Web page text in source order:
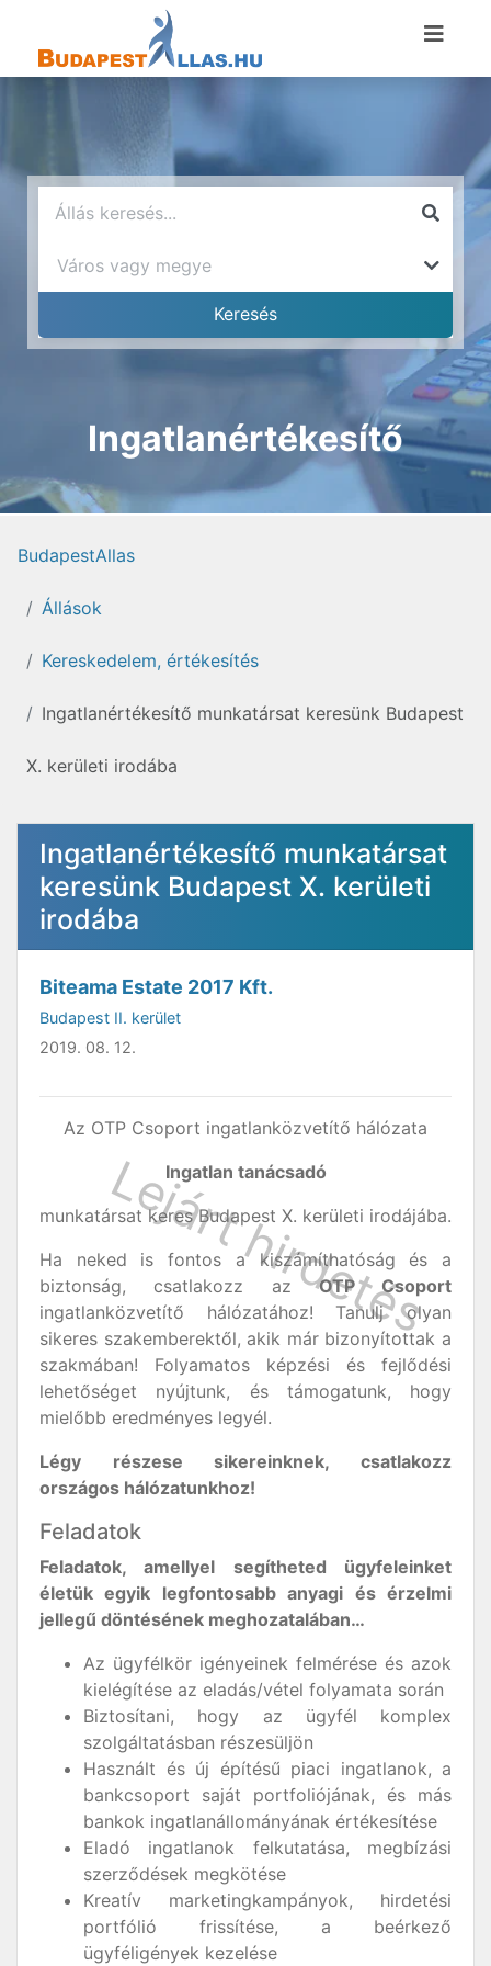
Ingatlanértékesítő
BudapestAllas
Állások
Kereskedelem, értékesítés
Ingatlanértékesítő munkatársat keresünk Budapest
X. kerületi irodába
Ingatlanértékesítő munkatársat
keresünk Budapest X. kerületi
irodába
Biteama Estate 2017 Kft.
Budapest II. kerület
2019. 08. 12.
Az OTP Csoport ingatlanközvetítő hálózata
Ingatlan tanácsadó
munkatársat keres Budapest X. kerületi irodájába.
Ha neked is fontos a kiszámíthatóság és a
biztonság, csatlakozz azOTP Csoport
ingatlanközvetítő hálózatához! Tanulj olyan
sikeres szakemberektől, akik már bizonyítottak a
szakmában! Folyamatos képzési és fejlődési
lehetőséget nyújtunk, és támogatunk, hogy
mielőbb eredményes legyél.
Légy részese sikereinknek, csatlakozz
országos hálózatunkhoz!
Feladatok
Feladatok, amellyel segítheted ügyfeleinket
életük egyik legfontosabb anyagi és érzelmi
jellegű döntésének meghozatalában…
Az ügyfélkör igényeinek felmérése és azok
kielégítése az eladás/vétel folyamata során
Biztosítani, hogy az ügyfél komplex
szolgáltatásban részesüljön
Használt és új építésű piaci ingatlanok, a
bankcsoport saját portfoliójának, és más
bankok ingatlanállományának értékesítése
Eladó ingatlanok felkutatása, megbízási
szerződések megkötése
Kreatív marketingkampányok, hirdetési
portfólió frissítése, a beérkező
ügyféligények kezelése